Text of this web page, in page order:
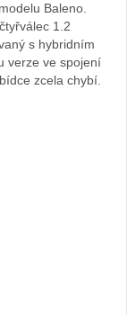
Baleno.
1.2
s hybridním
verze ve spojení
zcela chybí.